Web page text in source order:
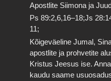
Apostlite Siimona ja
Ps 89:2,6,16–18;Js
11;
Kõigeväeline Jumal,
apostlite ja prohvetite
Kristus Jeesus ise.
kaudu saame